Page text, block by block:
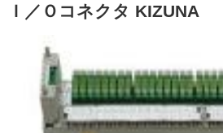
Ｉ／Ｏコネクタ KIZUNA